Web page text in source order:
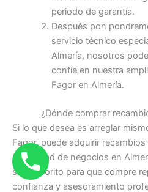
periodo de garantía.
Después pon
servicio técnico
Almería, nosotros
confíe en nuestra
Fagor en Almería.
¿Dónde comprar
Si lo que desea es arreglar
Fagor, puede adquirir
diversidad de negocios en
sitio favorito para que compre
confianza y asesoramiento